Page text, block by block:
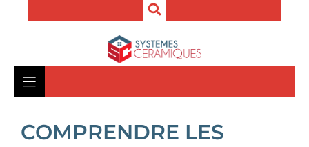
COMPRENDRE LES